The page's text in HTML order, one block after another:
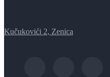
Kučukovići 2, Zenica